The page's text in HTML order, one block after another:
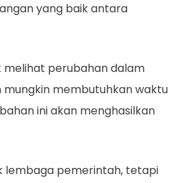
yang baik antara
melihat perubahan dalam
membutuhkan waktu
ini akan menghasilkan
lembaga pemerintah, tetapi